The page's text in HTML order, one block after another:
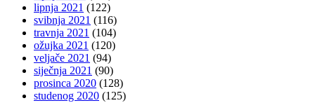
lipnja 2021 (122)
svibnja 2021 (116)
travnja 2021 (104)
ožujka 2021 (120)
veljače 2021 (94)
siječnja 2021 (90)
prosinca 2020 (128)
studenog 2020 (125)